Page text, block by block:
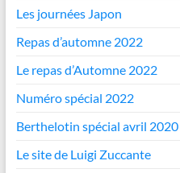
Les journées Japon
Repas d’automne 2022
Le repas d’Automne 2022
Numéro spécial 2022
Berthelotin spécial avril 2020
Le site de Luigi Zuccante